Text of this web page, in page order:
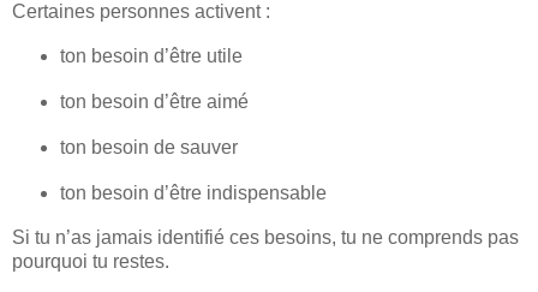
Certaines personnes activent :
ton besoin d’être utile
ton besoin d’être aimé
ton besoin de sauver
ton besoin d’être indispensable
Si tu n’as jamais identifié ces besoins, tu ne comprends pas
pourquoi tu restes.